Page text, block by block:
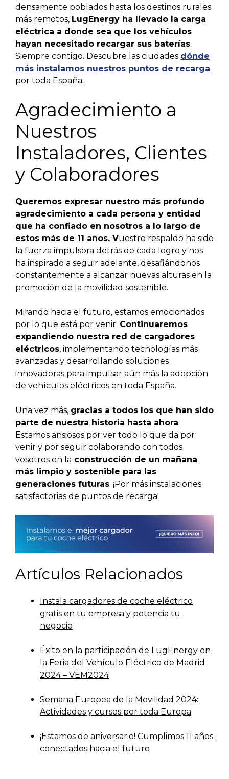
densamente poblados hasta los destinos rurales
más remotos, LugEnergy ha llevado la carga
eléctrica a donde sea que los vehículos
hayan necesitado recargar sus baterías.
Siempre contigo. Descubre las ciudades dónde
más instalamos nuestros puntos de recarga
por toda España.
Agradecimiento a
Nuestros
Instaladores, Clientes
y Colaboradores
Queremos expresar nuestro más profundo
agradecimiento a cada persona y entidad
que ha confiado en nosotros a lo largo de
estos más de 11 años. Vuestro respaldo ha sido
la fuerza impulsora detrás de cada logro y nos
ha inspirado a seguir adelante, desafiándonos
constantemente a alcanzar nuevas alturas en la
promoción de la movilidad sostenible.
Mirando hacia el futuro, estamos emocionados
por lo que está por venir. Continuaremos
expandiendo nuestra red de cargadores
eléctricos, implementando tecnologías más
avanzadas y desarrollando soluciones
innovadoras para impulsar aún más la adopción
de vehículos eléctricos en toda España.
Una vez más, gracias a todos los que han sido
parte de nuestra historia hasta ahora.
Estamos ansiosos por ver todo lo que da por
venir y por seguir colaborando con todos
vosotros en la construcción de un mañana
más limpio y sostenible para las
generaciones futuras. ¡Por más instalaciones
satisfactorias de puntos de recarga!
Artículos Relacionados
Instala cargadores de coche eléctrico
gratis en tu empresa y potencia tu
negocio
Éxito en la participación de LugEnergy en
la Feria del Vehículo Eléctrico de Madrid
2024 – VEM2024
Semana Europea de la Movilidad 2024:
Actividades y cursos por toda Europa
¡Estamos de aniversario! Cumplimos 11 años
conectados hacia el futuro